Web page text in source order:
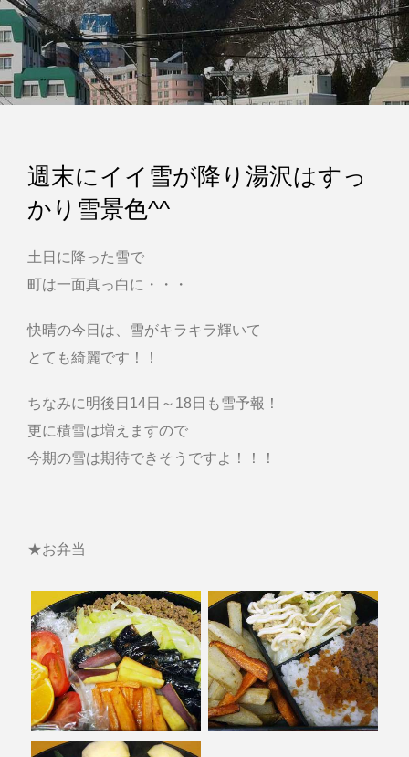
週末にイイ雪が降り湯沢はすっ
かり雪景色^^
土日に降った雪で
町は一面真っ白に・・・
快晴の今日は、雪がキラキラ輝いて
とても綺麗です！！
ちなみに明後日14日～18日も雪予報！
更に積雪は増えますので
今期の雪は期待できそうですよ！！！
★お弁当